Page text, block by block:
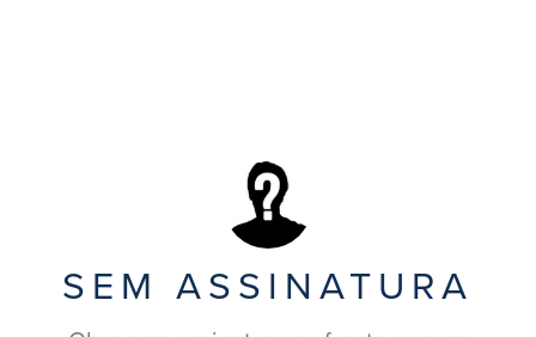
SEM ASSINATURA